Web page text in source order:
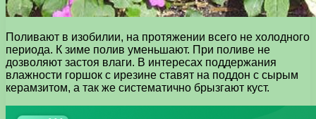
Поливают в изобилии, на протяжении всего не холодного
периода. К зиме полив уменьшают. При поливе не
дозволяют застоя влаги. В интересах поддержания
влажности горшок с ирезине ставят на поддон с сырым
керамзитом, а так же систематично брызгают куст.